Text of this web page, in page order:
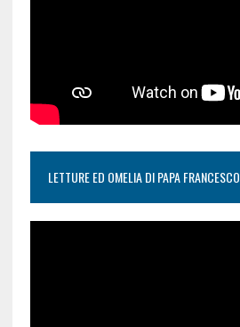
LETTURE ED OMELIA DI PAPA FRANCESCO